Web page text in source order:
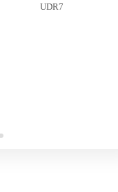
UDR7